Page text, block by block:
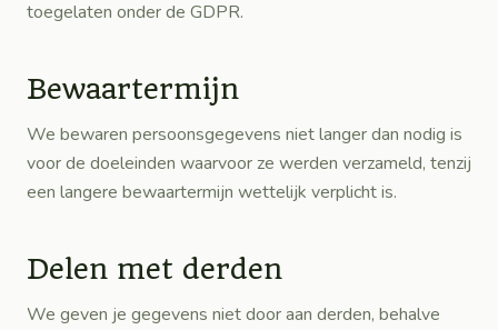
toegelaten onder de GDPR.
Bewaartermijn
We bewaren persoonsgegevens niet langer dan nodig is
voor de doeleinden waarvoor ze werden verzameld, tenzij
een langere bewaartermijn wettelijk verplicht is.
Delen met derden
We geven je gegevens niet door aan derden, behalve